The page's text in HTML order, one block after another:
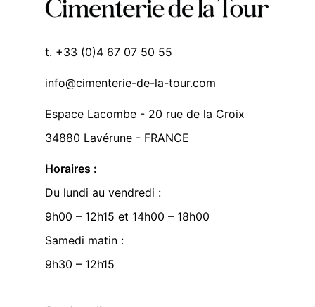
t. +33 (0)4 67 07 50 55
info@cimenterie-de-la-tour.com
Espace Lacombe - 20 rue de la Croix
34880 Lavérune - FRANCE
Horaires :
Du lundi au vendredi :
9h00 – 12h15 et 14h00 – 18h00
Samedi matin :
9h30 – 12h15